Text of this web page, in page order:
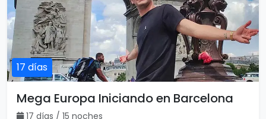
USD $2,255
por persona
Ver detalles
Destacado Vuelo incluido